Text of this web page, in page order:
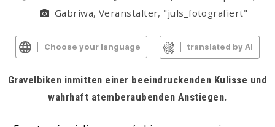
Gabriwa, Veranstalter, "juls_fotografiert"
Choose your language translated by AI
Gravelbiken inmitten einer beeindruckenden Kulisse und
wahrhaft atemberaubenden Anstiegen.